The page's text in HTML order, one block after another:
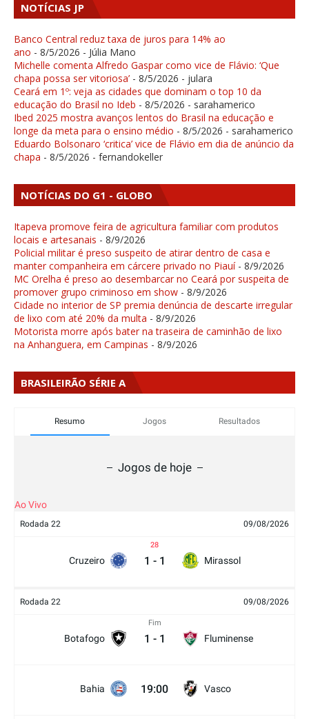
NOTÍCIAS JP
Banco Central reduz taxa de juros para 14% ao
ano - 8/5/2026 - Júlia Mano
Michelle comenta Alfredo Gaspar como vice de Flávio: ‘Que
chapa possa ser vitoriosa’ - 8/5/2026 - julara
Ceará em 1º: veja as cidades que dominam o top 10 da
educação do Brasil no Ideb - 8/5/2026 - sarahamerico
Ibed 2025 mostra avanços lentos do Brasil na educação e
longe da meta para o ensino médio - 8/5/2026 - sarahamerico
Eduardo Bolsonaro ‘critica’ vice de Flávio em dia de anúncio da
chapa - 8/5/2026 - fernandokeller
NOTÍCIAS DO G1 - GLOBO
Itapeva promove feira de agricultura familiar com produtos
locais e artesanais - 8/9/2026
Policial militar é preso suspeito de atirar dentro de casa e
manter companheira em cárcere privado no Piauí- 8/9/2026
MC Orelha é preso ao desembarcar no Ceará por suspeita de
promover grupo criminoso em show - 8/9/2026
Cidade no interior de SP premia denúncia de descarte irregular
de lixo com até 20% da multa - 8/9/2026
Motorista morre após bater na traseira de caminhão de lixo
na Anhanguera, em Campinas - 8/9/2026
BRASILEIRÃO SÉRIE A
Resumo Jogos Resultados
Jogos de hoje
Ao Vivo
Rodada 22 09/08/2026
Cruzeiro
28
1 - 1 Mirassol
Rodada 22 09/08/2026
Botafogo
Fim
1 - 1 Fluminense
Bahia 19:00 Vasco